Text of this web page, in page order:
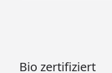
Bio zertifiziert